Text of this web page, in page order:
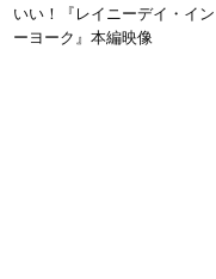
いい！『レイニーデイ・イン
ーヨーク』本編映像